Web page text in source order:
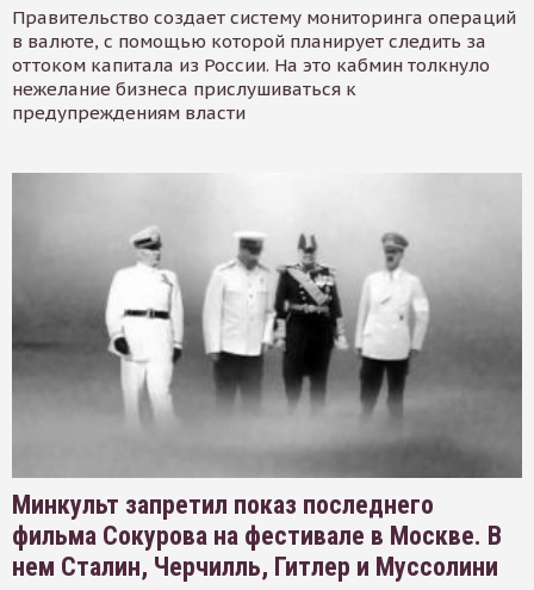
Правительство создает систему мониторинга операций
в валюте, с помощью которой планирует следить за
оттоком капитала из России. На это кабмин толкнуло
нежелание бизнеса прислушиваться к
предупреждениям власти
Минкульт запретил показ последнего
фильма Сокурова на фестивале в Москве. В
нем Сталин, Черчилль, Гитлер и Муссолини